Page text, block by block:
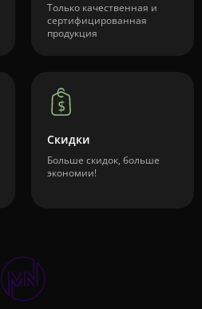
Только качественная и
сертифицированная
продукция
Скидки
Больше скидок, больше
экономии!